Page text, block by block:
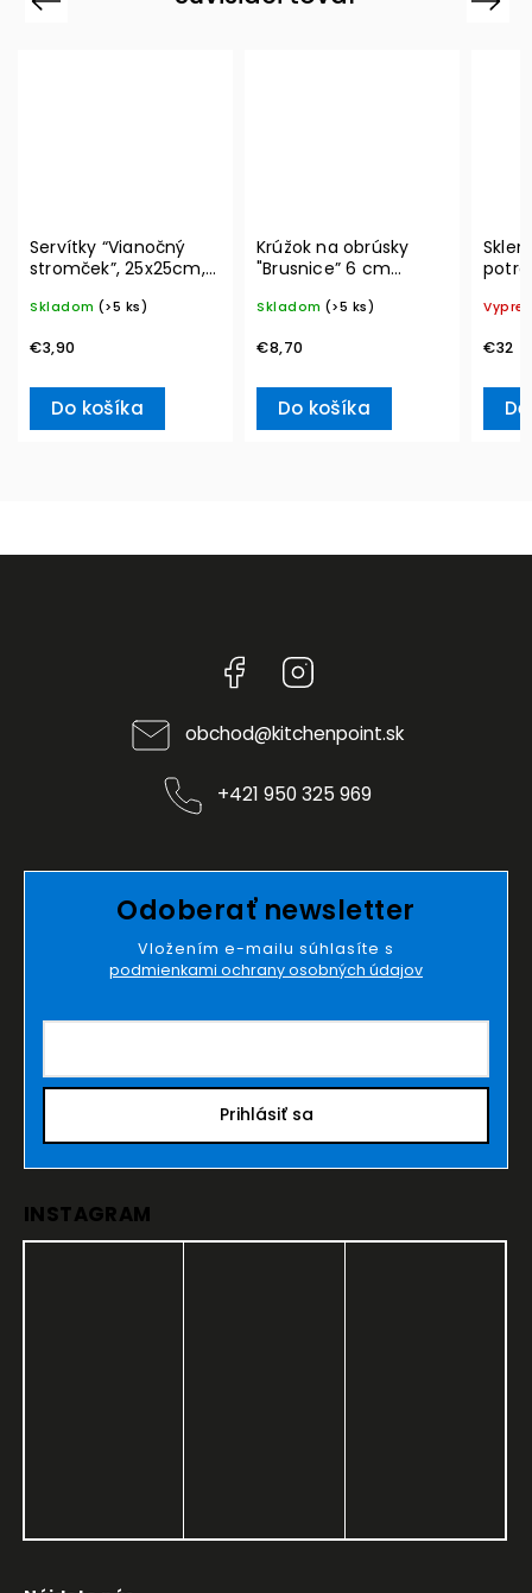
Servítky “Vianočný
stromček”, 25x25cm,
Villeroy & Boch
Skladom (>5 ks)
€3,90
Do košíka
Krúžok na obrúsky
"Brusnice” 6 cm
Accessoires – Villeroy
Skladom (>5 ks)
€8,70
Do košíka
€32
Facebook
obchod@kitchenpoint.sk
+421 950 325 969
Odoberať newsletter
Vložením e-mailu súhlasíte s
podmienkami ochrany osobných údajov
Prihlásiť sa
INSTAGRAM